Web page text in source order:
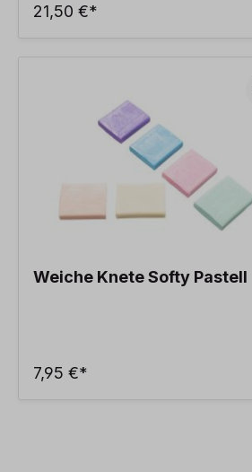
21,50 €*
Weiche Knete Softy Pastell
7,95 €*